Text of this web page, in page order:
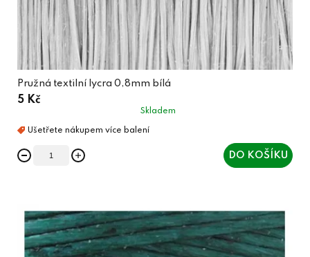
Pružná textilní lycra 0,8mm bílá
5 Kč
Skladem
DO KOŠÍKU